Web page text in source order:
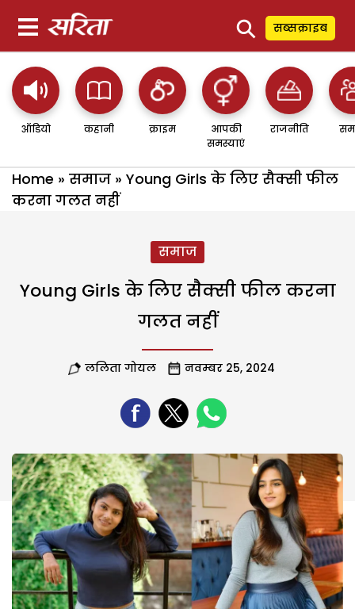
⚲ सब्सक्राइब
ऑडियो कहानी क्राइम
आपकी
समस्याएं
राजनीति
Home » समाज » Young Girls के लिए सैक्सी फील
करना गलत नहीं
समाज
Young Girls के लिए सैक्सी फील करना
गलत नहीं
ललिता गोयल नवम्बर 25, 2024